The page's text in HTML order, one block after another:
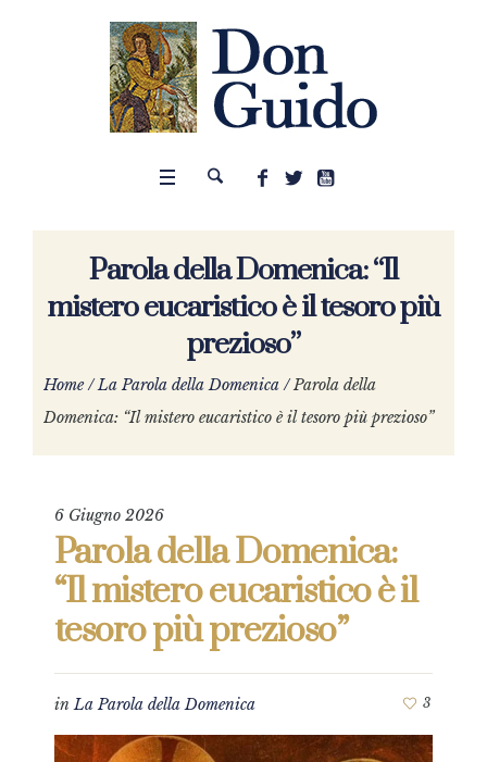
Parola della Domenica: “Il
mistero eucaristico è il tesoro più
prezioso”
Home /La Parola della Domenica /Parola della
Domenica: “Il mistero eucaristico è il tesoro più prezioso”
6 Giugno 2026
Parola della Domenica:
“Il mistero eucaristico è il
tesoro più prezioso”
inLa Parola della Domenica 3